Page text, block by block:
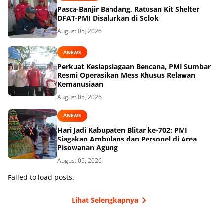
Pasca-Banjir Bandang, Ratusan Kit Shelter
DFAT-PMI Disalurkan di Solok
August 05, 2026
ANEWS
Perkuat Kesiapsiagaan Bencana, PMI Sumbar
Resmi Operasikan Mess Khusus Relawan
Kemanusiaan
August 05, 2026
ANEWS
Hari Jadi Kabupaten Blitar ke-702: PMI
Siagakan Ambulans dan Personel di Area
Pisowanan Agung
August 05, 2026
Failed to load posts.
Lihat Selengkapnya